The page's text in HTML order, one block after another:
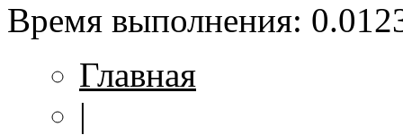
Время выполнения:
Главная
|